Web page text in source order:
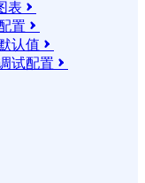
表 
置 
认值 
试配置 